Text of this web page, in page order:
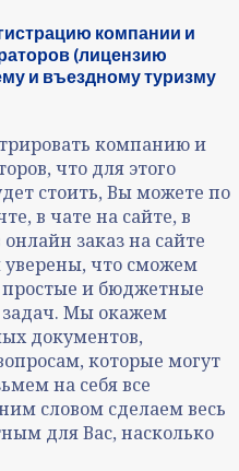
компании и
(лицензию
и въездному туризму
компанию и
что для этого
стоить, Вы можете по
в чате на сайте, в
заказ на сайте
что сможем
и бюджетные
Мы окажем
документов,
которые могут
на себя все
словом сделаем весь
для Вас, насколько